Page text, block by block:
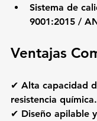
Sistema de
9001:2015 /
Ventajas
✔ Alta capacidad
resistencia química.
✔ Diseño apilable